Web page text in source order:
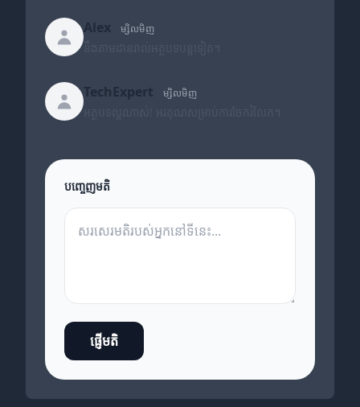
Alex ម្សិលមិញ
TechExpert ម្សិលមិញ
បញ្ចេញមតិ
ផ្ញើមតិ